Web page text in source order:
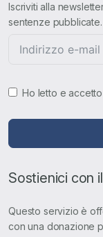
Iscriviti alla
sentenze pubblicate.
Ho letto e
Sostienici con
Questo servizio è
con una donazione